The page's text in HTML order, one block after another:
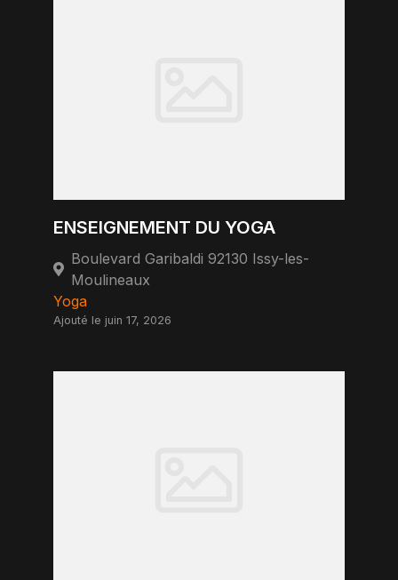
ENSEIGNEMENT DU YOGA
Boulevard Garibaldi 92130 Issy-les-
Moulineaux
Yoga
Ajouté le juin 17, 2026